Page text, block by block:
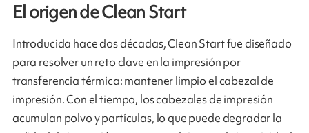
El origen de Clean Start
Introducida hace dos décadas, Clean Start fue diseñado
para resolver un reto clave en la impresión por
transferencia térmica: mantener limpio el cabezal de
impresión. Con el tiempo, los cabezales de impresión
acumulan polvo y partículas, lo que puede degradar la